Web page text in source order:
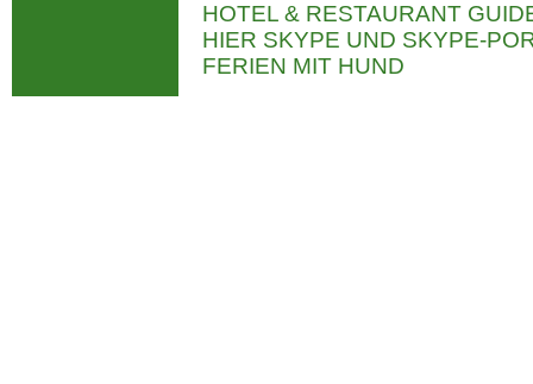
HOTEL & RESTAURANT
HIER SKYPE UND SKYPE-
FERIEN MIT HUND